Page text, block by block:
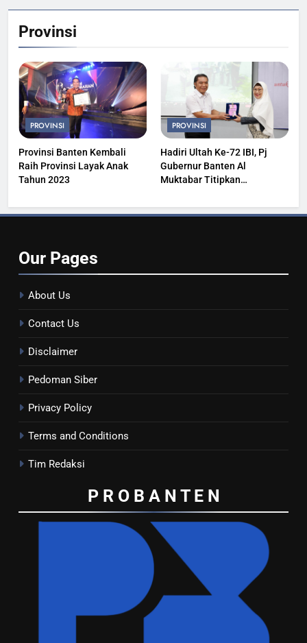
Provinsi
PROVINSI
Provinsi Banten Kembali
Raih Provinsi Layak Anak
Tahun 2023
PROVINSI
Hadiri Ultah Ke-72 IBI, Pj
Gubernur Banten Al
Muktabar Titipkan
Our Pages
About Us
Contact Us
Disclaimer
Pedoman Siber
Privacy Policy
Terms and Conditions
Tim Redaksi
P R O B A N T E N